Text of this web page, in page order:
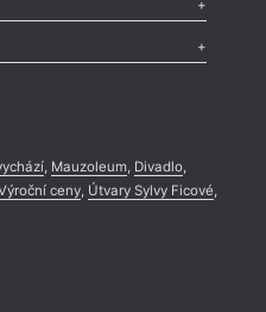
, Mauzoleum, Divadlo,
ceny, Útvary Sylvy Ficové,